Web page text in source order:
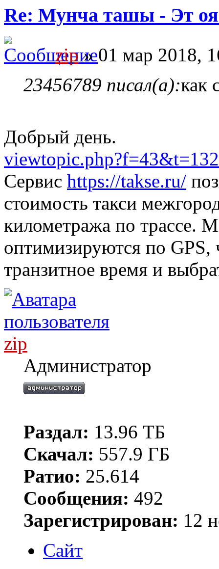
Re: Мунча ташы - Эт
zip» 01 мар 2018,
23456789 писал(а):как
Добрый день.
viewtopic.php?f=43&t=132
Сервис https://takse.ru/
стоимость такси
километража по трассе.
оптимизируются по GPS,
транзитное время и
zip
Администратор
Раздал: 13.96 ТБ
Скачал: 557.9 ГБ
Ратио: 25.614
Сообщения: 492
Зарегистрирован: 12
Сайт